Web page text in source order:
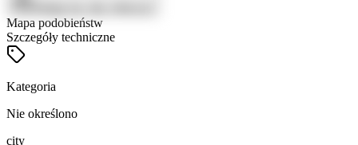
Mapa podobieństw
Szczegóły techniczne
Kategoria
Nie określono
city